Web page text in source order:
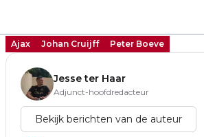
Ajax Johan Cruijff Peter Boeve
Jesse ter Haar
Adjunct-hoofdredacteur
Bekijk berichten van de auteur